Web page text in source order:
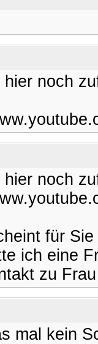
hier noch
hier noch
für
ich eine
zu
mal kein